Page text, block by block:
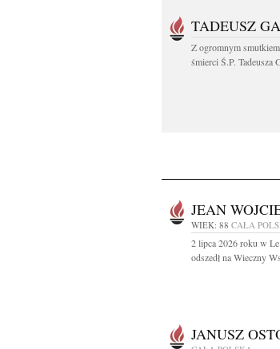
TADEUSZ
Z ogromnym
śmierci Ś.P. Tadeusza
JEAN
WIEK: 88 CAŁA
2 lipca 2026 roku w
odszedł na Wieczny
JANUSZ